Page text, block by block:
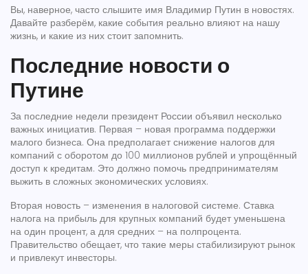
Вы, наверное, часто слышите имя Владимир Путин в новостях.
Давайте разберём, какие события реально влияют на нашу
жизнь, и какие из них стоит запомнить.
Последние новости о
Путине
За последние недели президент России объявил несколько
важных инициатив. Первая – новая программа поддержки
малого бизнеса. Она предполагает снижение налогов для
компаний с оборотом до 100 миллионов рублей и упрощённый
доступ к кредитам. Это должно помочь предпринимателям
выжить в сложных экономических условиях.
Вторая новость – изменения в налоговой системе. Ставка
налога на прибыль для крупных компаний будет уменьшена
на один процент, а для средних – на полпроцента.
Правительство обещает, что такие меры стабилизируют рынок
и привлекут инвесторы.